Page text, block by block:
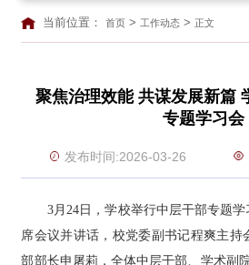
当前位置： 首页 > 工作动态 > 正文
聚焦治理效能 共谋发展新篇
专题学习会
发布时间:2026-03-26
3月24日，学校举行中层干部专题
席会议并讲话，校党委副书记程爽主持
部部长申屠莉，全体中层干部、学术副